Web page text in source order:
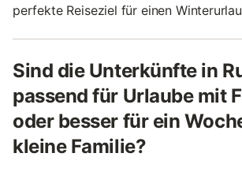
perfekte Reiseziel für einen
Sind die Unterkünfte in
passend für Urlaube mit
oder besser für ein
kleine Familie?